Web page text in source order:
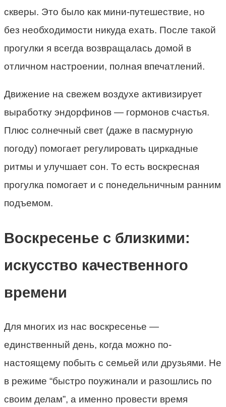
скверы. Это было как мини-путешествие, но
без необходимости никуда ехать. После такой
прогулки я всегда возвращалась домой в
отличном настроении, полная впечатлений.
Движение на свежем воздухе активизирует
выработку эндорфинов — гормонов счастья.
Плюс солнечный свет (даже в пасмурную
погоду) помогает регулировать циркадные
ритмы и улучшает сон. То есть воскресная
прогулка помогает и с понедельничным ранним
подъемом.
Воскресенье с близкими:
искусство качественного
времени
Для многих из нас воскресенье —
единственный день, когда можно по-
настоящему побыть с семьей или друзьями. Не
в режиме “быстро поужинали и разошлись по
своим делам”, а именно провести время